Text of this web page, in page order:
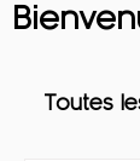
Toutes